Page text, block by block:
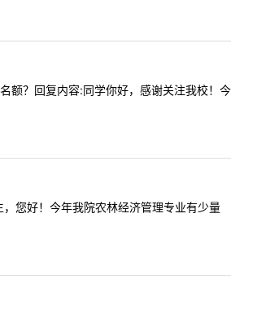
额？回复内容:同学你好，感谢关注我校！今
您好！今年我院农林经济管理专业有少量